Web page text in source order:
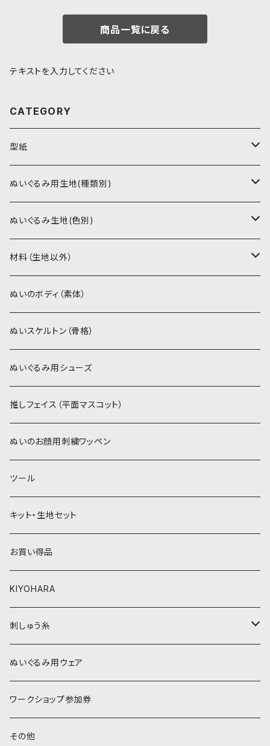
商品一覧に戻る
テキストを入力してください
CATEGORY
型紙
書籍（紙の本）
PDFデータ（ダウンロード）
ぬいぐるみ用生地(種類別)
ソフトボア（短毛）
ソフトボア（5mm）
ぬいトリコット
スキンカラー生地
カーリーベルボア
パウダーボア（4mm）
ウィッグボア（8cm）
ぬいぐるみ生地(色別)
ソフトボア
スキンカラー系
白系
黄色・クリーム系
ベージュ・ブラウン系
ぬいトリコット
スキンカラー系
白系
黄色・クリーム系
ベージュ・ブラウン系
材料（生地以外）
アイロン接着シート
ステッチカラー
ミニワッペン
リボン
ぬいのボディ（素体）
ぬいスケルトン（骨格）
ぬいぐるみ用シューズ
推しフェイス（平面マスコット）
ぬいのお顔用刺繍ワッペン
ツール
キット・生地セット
お買い得品
KIYOHARA
刺しゅう糸
COSMO 25番刺しゅう糸
ぬいぐるみ用ウェア
ワークショップ参加券
その他